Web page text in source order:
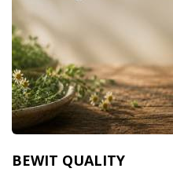
BEWIT QUALITY